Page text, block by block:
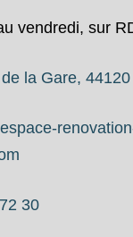
vendredi, sur
la Gare,
30